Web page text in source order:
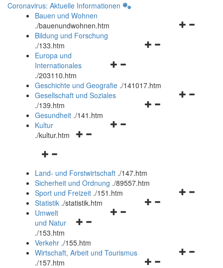
Coronavirus: Aktuelle Informationen
Bauen und Wohnen
./bauenundwohnen.htm
Navigationsmenü
Bildung und Forschung
./133.htm
Navigationsmenü
und
schließen
Europa und
Internationales
./203110.htm
Geschichte und Geografie ./141017.htm
Navigationsmenü
Gesellschaft und Soziales
./139.htm
Navigationsmenü
Gesundheit ./141.htm
Navigationsmenü
Kultur
./kultur.htm
Navigationsmenü
und
schließen
Land- und Forstwirtschaft ./147.htm
Sicherheit und Ordnung ./89557.htm
Navigationsmenü
Sport und Freizeit ./151.htm
Navigationsmenü
Statistik ./statistik.htm
Navigationsmenü
und
schließen
Umwelt
und Natur
./153.htm
Verkehr ./155.htm
Navigationsmenü
Wirtschaft, Arbeit und Tourismus
./157.htm